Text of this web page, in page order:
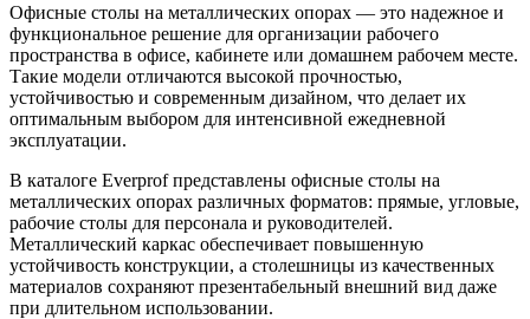
Офисные столы на металлических опорах — это надежное и
функциональное решение для организации рабочего
пространства в офисе, кабинете или домашнем рабочем месте.
Такие модели отличаются высокой прочностью,
устойчивостью и современным дизайном, что делает их
оптимальным выбором для интенсивной ежедневной
эксплуатации.
В каталоге Everprof представлены офисные столы на
металлических опорах различных форматов: прямые, угловые,
рабочие столы для персонала и руководителей.
Металлический каркас обеспечивает повышенную
устойчивость конструкции, а столешницы из качественных
материалов сохраняют презентабельный внешний вид даже
при длительном использовании.